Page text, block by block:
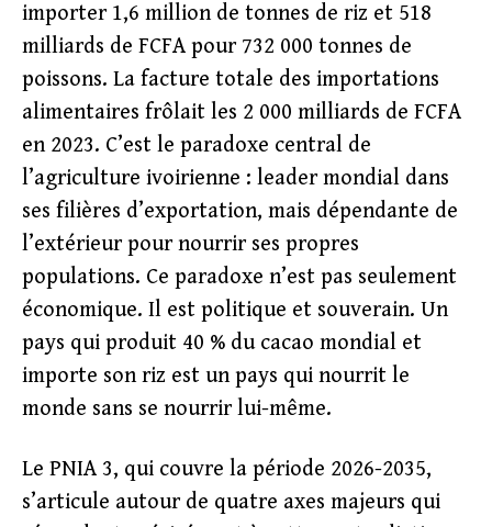
importer 1,6 million de tonnes de riz et 518
milliards de FCFA pour 732 000 tonnes de
poissons. La facture totale des importations
alimentaires frôlait les 2 000 milliards de FCFA
en 2023. C’est le paradoxe central de
l’agriculture ivoirienne : leader mondial dans
ses filières d’exportation, mais dépendante de
l’extérieur pour nourrir ses propres
populations. Ce paradoxe n’est pas seulement
économique. Il est politique et souverain. Un
pays qui produit 40 % du cacao mondial et
importe son riz est un pays qui nourrit le
monde sans se nourrir lui-même.
Le PNIA 3, qui couvre la période 2026-2035,
s’articule autour de quatre axes majeurs qui